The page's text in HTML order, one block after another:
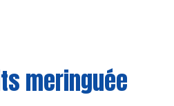
meringuée